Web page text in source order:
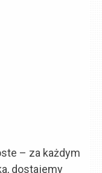
– za każdym
dostajemy